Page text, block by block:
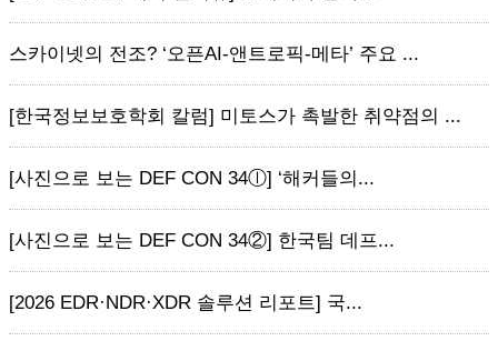
스카이넷의 전조? ‘오픈AI-앤트로픽-메타’ 주요 ...
[한국정보보호학회 칼럼] 미토스가 촉발한 취약점의 ...
[사진으로 보는 DEF CON 34ⓛ] ‘해커들의...
[사진으로 보는 DEF CON 34②] 한국팀 데프...
[2026 EDR·NDR·XDR 솔루션 리포트] 국...